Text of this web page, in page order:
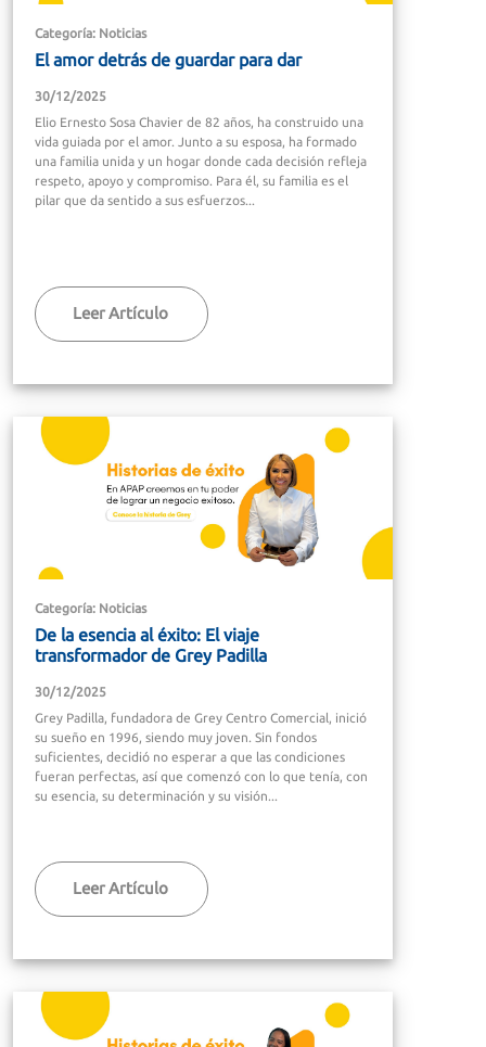
Categoría: Noticias
El amor detrás de guardar para dar
30/12/2025
Elio Ernesto Sosa Chavier de 82 años, ha construido una
vida guiada por el amor. Junto a su esposa, ha formado
una familia unida y un hogar donde cada decisión refleja
respeto, apoyo y compromiso. Para él, su familia es el
pilar que da sentido a sus esfuerzos...
Leer Artículo
Categoría: Noticias
De la esencia al éxito: El viaje
transformador de Grey Padilla
30/12/2025
Grey Padilla, fundadora de Grey Centro Comercial, inició
su sueño en 1996, siendo muy joven. Sin fondos
suficientes, decidió no esperar a que las condiciones
fueran perfectas, así que comenzó con lo que tenía, con
su esencia, su determinación y su visión...
Leer Artículo